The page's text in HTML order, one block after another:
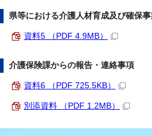
県等における介護人材育成及び確保
資料5 （PDF 4.9MB）
介護保険課からの報告・連絡事項
資料6 （PDF 725.5KB）
別添資料 （PDF 1.2MB）